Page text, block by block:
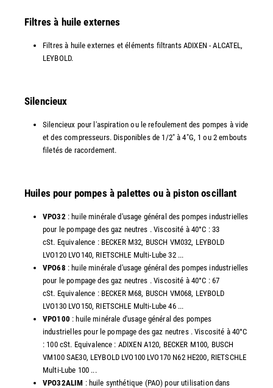
Filtres à huile externes
Filtres à huile externes et éléments filtrants ADIXEN - ALCATEL,
LEYBOLD.
Silencieux
Silencieux pour l'aspiration ou le refoulement des pompes à vide
et des compresseurs. Disponibles de 1/2" à 4"G, 1 ou 2 embouts
filetés de racordement.
Huiles pour pompes à palettes ou à piston oscillant
VPO32 : huile minérale d'usage général des pompes industrielles
pour le pompage des gaz neutres . Viscosité à 40°C : 33
cSt. Equivalence : BECKER M32, BUSCH VM032, LEYBOLD
LVO120 LVO140, RIETSCHLE Multi-Lube 32 ...
VPO68 : huile minérale d'usage général des pompes industrielles
pour le pompage des gaz neutres . Viscosité à 40°C : 67
cSt. Equivalence : BECKER M68, BUSCH VM068, LEYBOLD
LVO130 LVO150, RIETSCHLE Multi-Lube 46 ...
VPO100 : huile minérale d'usage général des pompes
industrielles pour le pompage des gaz neutres . Viscosité à 40°C
: 100 cSt. Equivalence : ADIXEN A120, BECKER M100, BUSCH
VM100 SAE30, LEYBOLD LVO100 LVO170 N62 HE200, RIETSCHLE
Multi-Lube 100 ...
VPO32ALIM : huile synthétique (PAO) pour utilisation dans